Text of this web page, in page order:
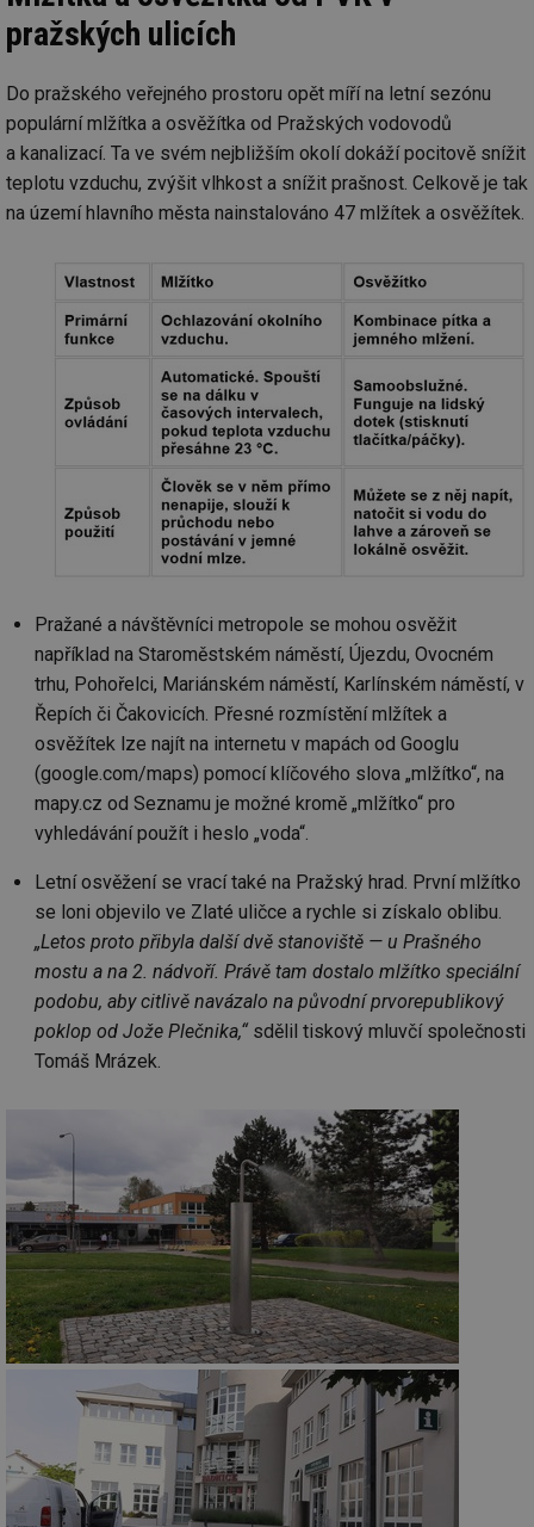
pražských ulicích
Do pražského veřejného prostoru opět míří na letní sezónu
populární mlžítka a osvěžítka od Pražských vodovodů
a kanalizací. Ta ve svém nejbližším okolí dokáží pocitově snížit
teplotu vzduchu, zvýšit vlhkost a snížit prašnost. Celkově je tak
na území hlavního města nainstalováno 47 mlžítek a osvěžítek.
Pražané a návštěvníci metropole se mohou osvěžit
například na Staroměstském náměstí, Újezdu, Ovocném
trhu, Pohořelci, Mariánském náměstí, Karlínském náměstí, v
Řepích či Čakovicích. Přesné rozmístění mlžítek a
osvěžítek lze najít na internetu v mapách od Googlu
(google.com/maps) pomocí klíčového slova „mlžítko“, na
mapy.cz od Seznamu je možné kromě „mlžítko“ pro
vyhledávání použít i heslo „voda“.
Letní osvěžení se vrací také na Pražský hrad. První mlžítko
se loni objevilo ve Zlaté uličce a rychle si získalo oblibu.
„Letos proto přibyla další dvě stanoviště — u Prašného
mostu a na 2. nádvoří. Právě tam dostalo mlžítko speciální
podobu, aby citlivě navázalo na původní prvorepublikový
poklop od Jože Plečnika,“ sdělil tiskový mluvčí společnosti
Tomáš Mrázek.